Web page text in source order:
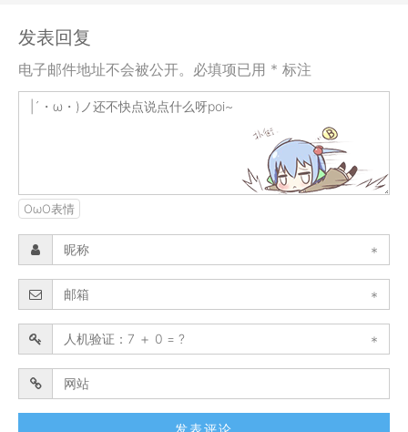
发表回复
电子邮件地址不会被公开。必填项已用 * 标注
OωO表情
*
*
*